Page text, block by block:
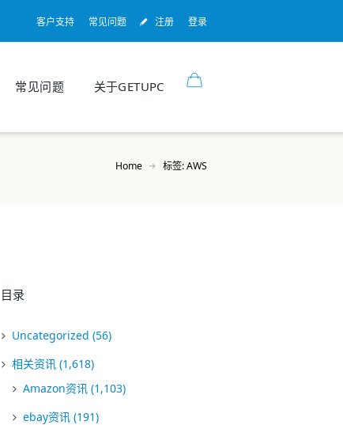
客户支持 常见问题 注册 登录
常见问题 关于GETUPC
Home 标签: AWS
目录
Uncategorized (56)
相关资讯 (1,618)
Amazon资讯 (1,103)
ebay资讯 (191)